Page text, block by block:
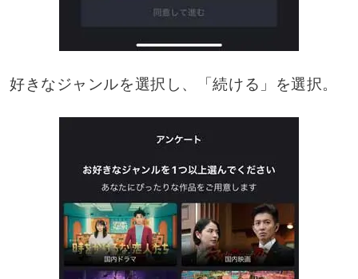
好きなジャンルを選択し、「続ける」を選択。